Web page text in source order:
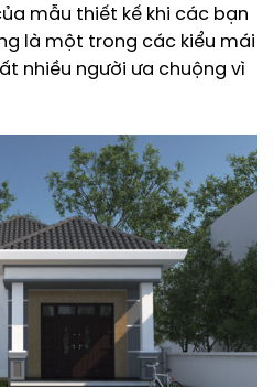
mẫu thiết kế khi các bạn
là một trong các kiểu mái
nhiều người ưa chuộng vì